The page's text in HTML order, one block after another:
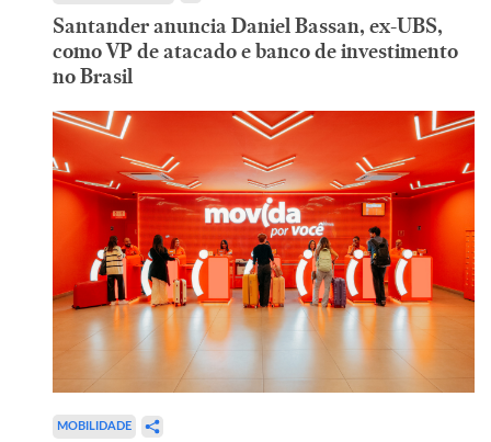
Santander anuncia Daniel Bassan, ex-UBS,
como VP de atacado e banco de investimento
no Brasil
MOBILIDADE